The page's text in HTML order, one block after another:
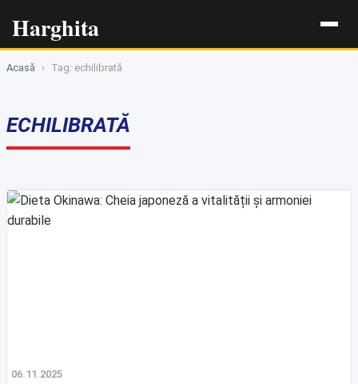
Harghita
Acasă › Tag: echilibrată
ECHILIBRATĂ
06.11.2025